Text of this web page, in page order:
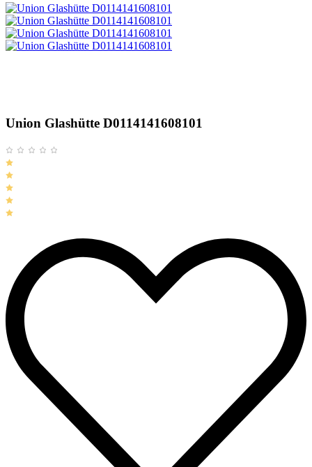
Union Glashütte D0114141608101